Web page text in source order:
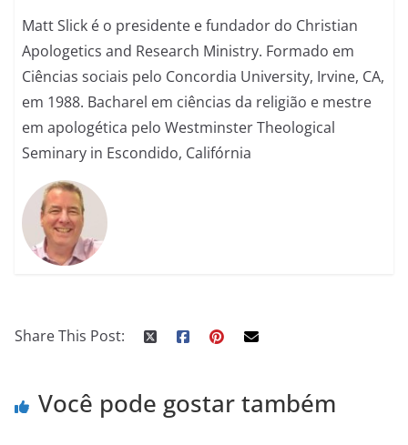
Matt Slick é o presidente e fundador do Christian
Apologetics and Research Ministry. Formado em
Ciências sociais pelo Concordia University, Irvine, CA,
em 1988. Bacharel em ciências da religião e mestre
em apologética pelo Westminster Theological
Seminary in Escondido, Califórnia
Share This Post:
Você pode gostar também